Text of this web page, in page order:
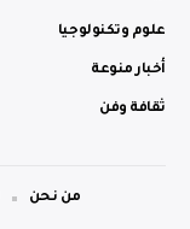
علوم وتكنولوجيا
أخبار منوعة
ثقافة وفن
من نحن